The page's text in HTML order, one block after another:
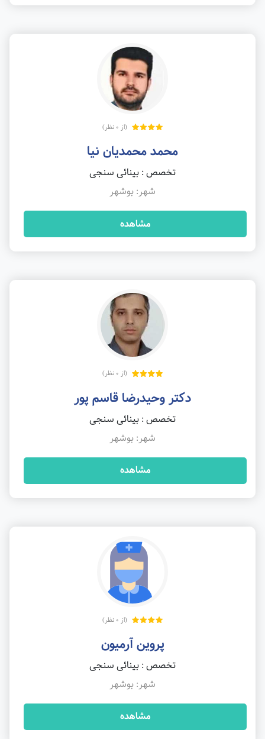
(از 0 نظر)
محمد محمدیان نیا
تخصص : بینائی سنجی
شهر: بوشهر
مشاهده
(از 0 نظر)
دکتر وحیدرضا قاسم پور
تخصص : بینائی سنجی
شهر: بوشهر
مشاهده
(از 0 نظر)
پروین آرمیون
تخصص : بینائی سنجی
شهر: بوشهر
مشاهده